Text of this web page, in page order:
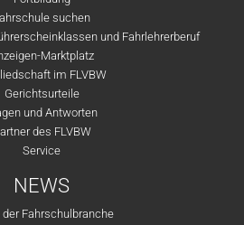
suchen
und Fahrlehrerberuf
Marktplatz
im FLVBW
Gerichtsurteile
und Antworten
des FLVBW
Service
NEWS
der Fahrschulbranche